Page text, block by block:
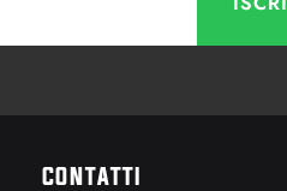
CONTATTI